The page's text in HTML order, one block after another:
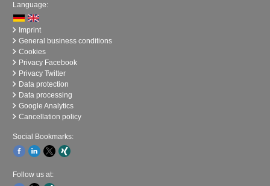
Language:
Imprint
General business conditions
Cookies
Privacy Facebook
Privacy Twitter
Data protection
Data processing
Google Analytics
Cancellation policy
Social Bookmarks:
Follow us at: